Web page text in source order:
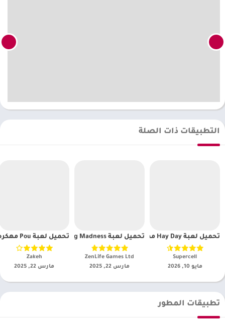
التطبيقات ذات الصلة
تحميل لعبة Hay Day مهكرة [ هاي داي 2026 مجاناً]
Supercell‏
مايو 10, 2026
تحميل لعبة Cooking Madness – ألعاب المطعم مهكره 2025 [اخر اصدار]
ZenLife Games Ltd‏
مارس 22, 2025
تحميل لعبة Pou مهكره 2025 [اخر اصدار]
Zakeh‏
مارس 22, 2025
تطبيقات المطور